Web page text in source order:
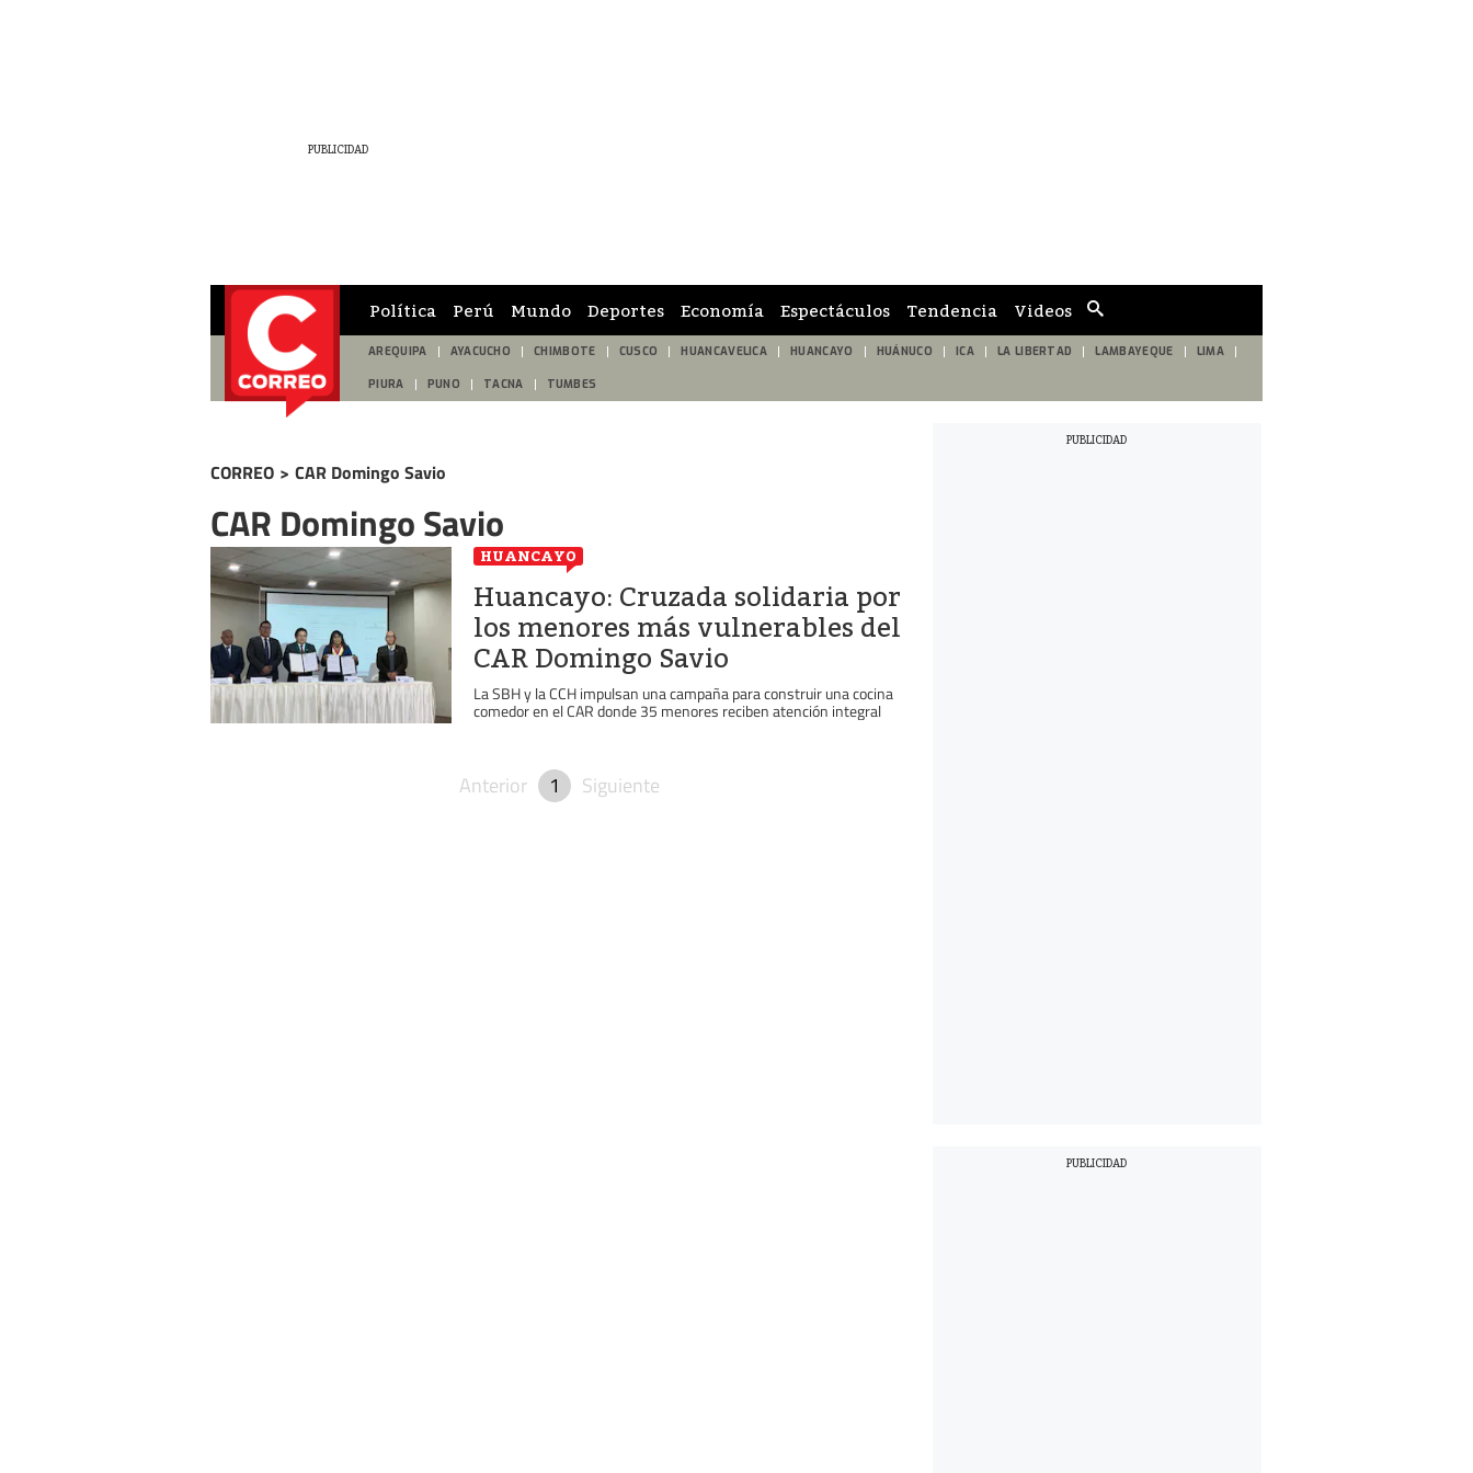
de
búsqueda
Política Perú Mundo Deportes Economía Espectáculos Tendencia Videos
AREQUIPA AYACUCHO CHIMBOTE CUSCO HUANCAVELICA HUANCAYO HUÁNUCO ICA LA LIBERTAD LAMBAYEQUE LIMA
PIURA PUNO TACNA TUMBES
CORREO > CAR Domingo Savio
CAR Domingo Savio
HUANCAYO
Huancayo: Cruzada solidaria por
los menores más vulnerables del
CAR Domingo Savio
La SBH y la CCH impulsan una campaña para construir una cocina
comedor en el CAR donde 35 menores reciben atención integral
Anterior 1 Siguiente